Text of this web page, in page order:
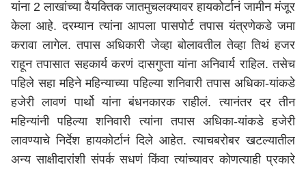
यांना 2 लाखांच्या वैयक्तिक जातमुचलक्यावर हायकोर्टानं जामीन मंजूर
केला आहे. दरम्यान त्यांना आपला पासपोर्ट तपास यंत्रणेकडे जमा
करावा लागेल. तपास अधिकारी जेव्हा बोलावतील तेव्हा तिथं हजर
राहून तपासात सहकार्य करणं दासगुप्ता यांना अनिवार्य राहिल. तसेच
पहिले सहा महिने महिन्याच्या पहिल्या शनिवारी तपास अधिका-यांकडे
हजेरी लावणं पार्थो यांना बंधनकारक राहीलं. त्यानंतर दर तीन
महिन्यांनी पहिल्या शनिवारी त्यांना तपास अधिका-यांकडे हजेरी
लावण्याचे निर्देश हायकोर्टानं दिले आहेत. त्याचबरोबर खटल्यातील
अन्य साक्षीदारांशी संपर्क सधणं किंवा त्यांच्यावर कोणत्याही प्रकारे